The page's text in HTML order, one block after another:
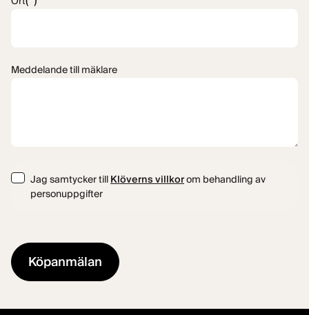
Meddelande till mäklare
ConsentJag samtycker till Klöverns villkorom behandling av
personuppgifter